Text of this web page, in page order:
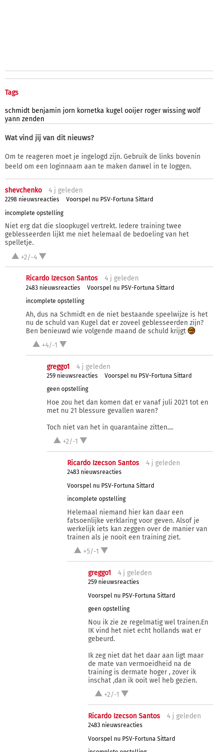
Tags
schmidt benjamin jorn kornetka kugel ooijer roger wissing wolf
yann zenden
Wat vind jij van dit nieuws?
Om te reageren moet je ingelogd zijn. Gebruik de links bovenin
beeld om een loginnaam aan te maken danwel in te loggen.
shevchenko 4 j geleden
2298 nieuwsreacties
Voorspel nu PSV-Fortuna Sittard
incomplete opstelling
Niet erg dat die sloopkugel vertrekt. Iedere training twee
geblesseerden lijkt me niet helemaal de bedoeling van het
spelletje.
+2/-4
Ricardo Izecson Santos 4 j geleden
2483 nieuwsreacties
Voorspel nu PSV-Fortuna Sittard
incomplete opstelling
Ah, dus na Schmidt en de niet bestaande speelwijze is het
nu de schuld van Kugel dat er zoveel geblesseerden zijn?
Ben benieuwd wie volgende maand de schuld krijgt
+4/-1
greggo1 4 j geleden
259 nieuwsreacties
Voorspel nu PSV-Fortuna Sittard
geen opstelling
Hoe zou het dan komen dat er vanaf juli 2021 tot en
met nu 21 blessure gevallen waren?
Toch niet van het in quarantaine zitten....
+2/-1
Ricardo Izecson Santos 4 j geleden
2483 nieuwsreacties
Voorspel nu PSV-Fortuna Sittard
incomplete opstelling
Helemaal niemand hier kan daar een
fatsoenlijke verklaring voor geven. Alsof je
werkelijk iets kan zeggen over de manier van
trainen als je nooit een training ziet.
+5/-1
greggo1 4 j geleden
259 nieuwsreacties
Voorspel nu PSV-Fortuna Sittard
geen opstelling
Nou ik zie ze regelmatig wel trainen.En
IK vind het niet echt hollands wat er
gebeurd.
Ik zeg niet dat het daar aan ligt maar
de mate van vermoeidheid na de
training is dermate hoger , zover ik
inschat ,dan ik ooit wel heb gezien.
+2/-1
Ricardo Izecson Santos 4 j geleden
2483 nieuwsreacties
Voorspel nu PSV-Fortuna Sittard